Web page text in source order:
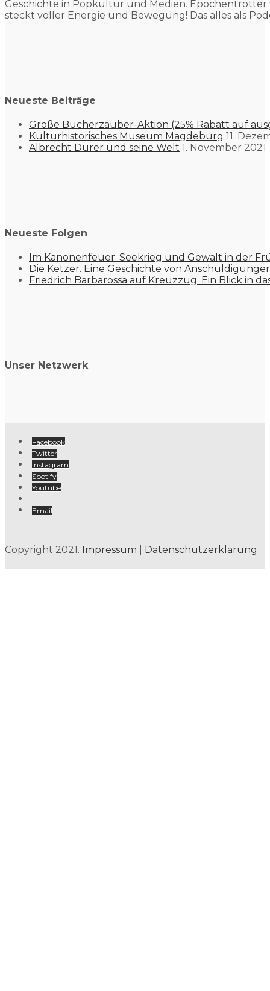
Geschichte in Popkultur und Medien. Epochentrotter
steckt voller Energie und Bewegung! Das alles als
Neueste Beiträge
Große Bücherzauber-Aktion (25% Rabatt auf
Kulturhistorisches Museum Magdeburg 11.
Albrecht Dürer und seine Welt 1. November 2021
Neueste Folgen
Im Kanonenfeuer. Seekrieg und Gewalt in der
Die Ketzer. Eine Geschichte von
Friedrich Barbarossa auf Kreuzzug. Ein Blick in
Unser Netzwerk
Facebook
Twitter
Instagram
Spotify
Youtube
Email
Copyright 2021. Impressum Datenschutzerklärung